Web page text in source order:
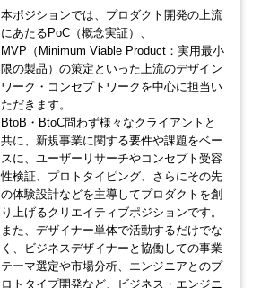
本ポジションでは、プロダクト開発の上流
にあたるPoC（概念実証）、
MVP（Minimum Viable Product：実用最小
限の製品）の策定といった上流のデザイン
ワーク・コンセプトワークを中心に担当い
ただきます。
BtoB・BtoC問わず様々なクライアントと
共に、新規事業に関する要件や課題をベー
スに、ユーザーリサーチやコンセプト受容
性検証、プロトタイピング、さらにその先
の体験設計などを主導してプロダクトを創
り上げるクリエイティブポジションです。
また、デザイナー単体で活動するだけでな
く、ビジネスデザイナーと協働しての事業
テーマ選定や市場分析、エンジニアとのプ
ロトタイプ開発など、ビジネス・エンジニ